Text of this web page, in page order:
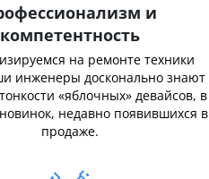
и
компетентность
на ремонте техники
инженеры досконально знают
«яблочных» девайсов, в
недавно появившихся в
продаже.